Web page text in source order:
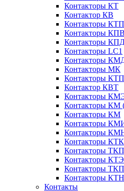
Контакторы КТ
Контактор КВ
Контакторы КТП
Контакторы КПВ
Контакторы
Контакторы LC1
Контакторы
Контакторы МК
Контакторы
Контактор КВТ
Контакторы
Контакторы КМ
Контакторы КМ
Контакторы
Контакторы
Контакторы КТК
Контакторы
Контакторы КТЭ
Контакторы ТКП
Контакторы КТН
Контакты